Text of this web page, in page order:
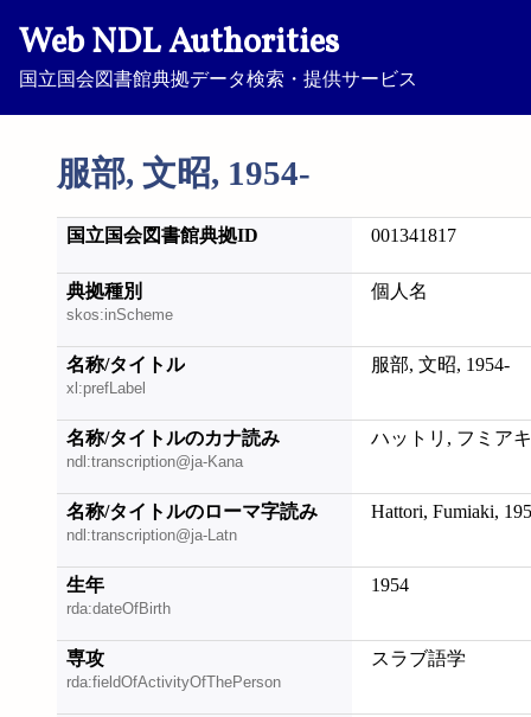
Web NDL Authorities
国立国会図書館典拠データ検索・提供サービス
服部, 文昭, 1954-
国立国会図書館典拠ID 001341817
典拠種別
skos:inScheme
個人名
名称/タイトル
xl:prefLabel
服部, 文昭, 1954-
名称/タイトルのカナ読み
ndl:transcription@ja-Kana
ハットリ, フミア
名称/タイトルのローマ字読み
ndl:transcription@ja-Latn
Hattori, Fumiaki,
生年
rda:dateOfBirth
1954
専攻
rda:fieldOfActivityOfThePerson
スラブ語学